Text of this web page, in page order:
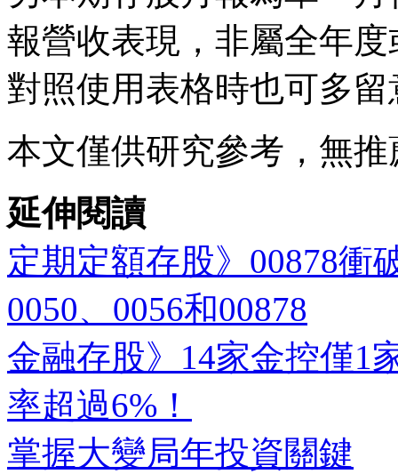
報營收表現，非屬全年
對照使用表格時也可多留
本文僅供研究參考，無
延伸閱讀
定期定額存股》00878衝
0050、0056和00878
金融存股》14家金控僅1
率超過6%！
掌握大變局年投資關鍵